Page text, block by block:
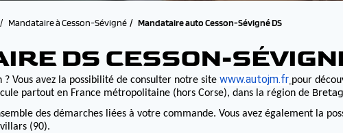
Mandataire à Cesson-Sévigné Mandataire auto Cesson-Sévigné DS
DS CESSON-
? Vous avez la possibilité de consulter notre site www.autojm.fr pour
partout en France métropolitaine (hors Corse), dans la région de
des démarches liées à votre commande. Vous avez également la
(90).